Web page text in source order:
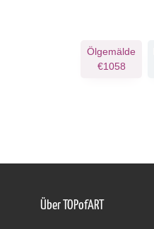
Ölgemälde
€1058
Über TOPofART